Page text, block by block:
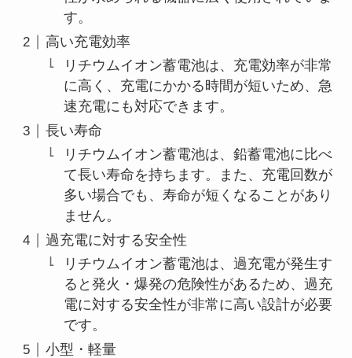
す。
高い充電効率
リチウムイオン蓄電池は、充電効率が非常
に高く、充電にかかる時間が短いため、急
速充電にも対応できます。
長い寿命
リチウムイオン蓄電池は、鉛蓄電池に比べ
て長い寿命を持ちます。また、充電回数が
多い場合でも、寿命が短くなることがあり
ません。
過充電に対する安全性
リチウムイオン蓄電池は、過充電が発生す
ると発火・爆発の危険性があるため、過充
電に対する安全性が非常に高い設計が必要
です。
小型・軽量